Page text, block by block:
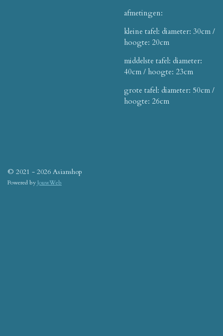
afmetingen:
kleine tafel: diameter: 30cm /
hoogte: 20cm
middelste tafel: diameter:
40cm / hoogte: 23cm
grote tafel: diameter: 50cm /
hoogte: 26cm
© 2021 - 2026 Asianshop
Powered byJouwWeb